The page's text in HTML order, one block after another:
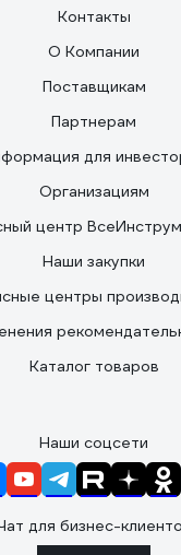
Контакты
О Компании
Поставщикам
Партнерам
для
Организациям
центр
Наши закупки
центры
Каталог товаров
Наши соцсети
для бизнес-